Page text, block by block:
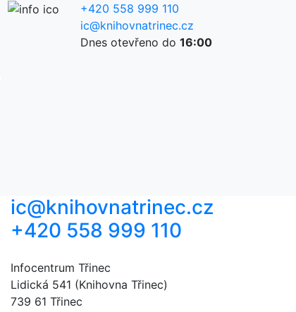
+420 558 999 110
ic@knihovnatrinec.cz
Dnes otevřeno do 16:00
ic@knihovnatrinec.cz
+420 558 999 110
Infocentrum Třinec
Lidická 541 (Knihovna Třinec)
739 61 Třinec